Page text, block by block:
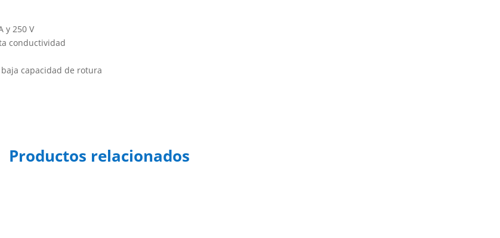
y 250 V
conductividad
capacidad de rotura
Productos relacionados